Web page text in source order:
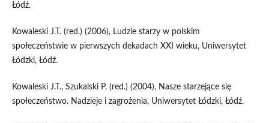
Łódź.
Kowaleski J.T. (red.) (2006), Ludzie starzy w polskim
społeczeństwie w pierwszych dekadach XXI wieku, Uniwersytet
Łódzki, Łódź.
Kowaleski J.T., Szukalski P. (red.) (2004), Nasze starzejące się
społeczeństwo. Nadzieje i zagrożenia, Uniwersytet Łódzki, Łódź.